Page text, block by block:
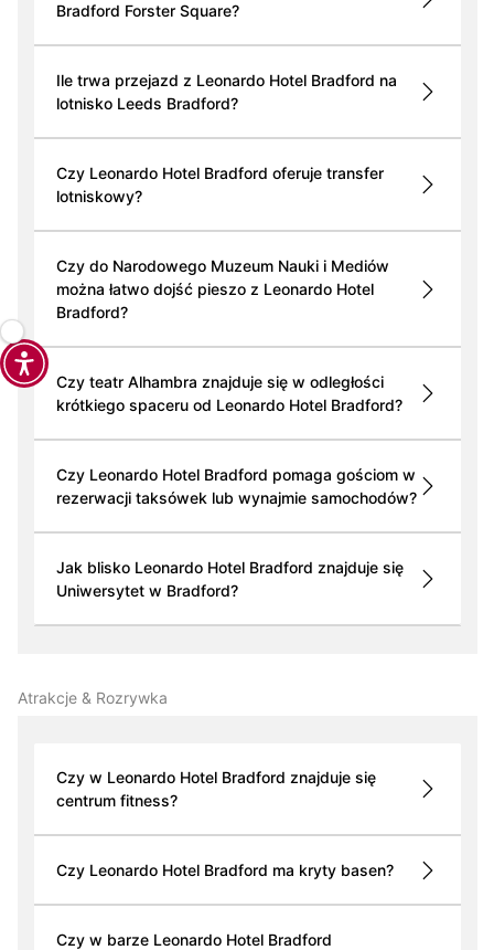
Bradford Forster Square?
Ile trwa przejazd z Leonardo Hotel Bradford na
lotnisko Leeds Bradford?
Czy Leonardo Hotel Bradford oferuje transfer
lotniskowy?
Czy do Narodowego Muzeum Nauki i Mediów
można łatwo dojść pieszo z Leonardo Hotel
Bradford?
Czy teatr Alhambra znajduje się w odległości
krótkiego spaceru od Leonardo Hotel Bradford?
Czy Leonardo Hotel Bradford pomaga gościom w
rezerwacji taksówek lub wynajmie samochodów?
Jak blisko Leonardo Hotel Bradford znajduje się
Uniwersytet w Bradford?
Atrakcje & Rozrywka
Czy w Leonardo Hotel Bradford znajduje się
centrum fitness?
Czy Leonardo Hotel Bradford ma kryty basen?
Czy w barze Leonardo Hotel Bradford